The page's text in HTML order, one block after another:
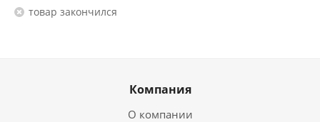
Товар закончился
Компания
О компании